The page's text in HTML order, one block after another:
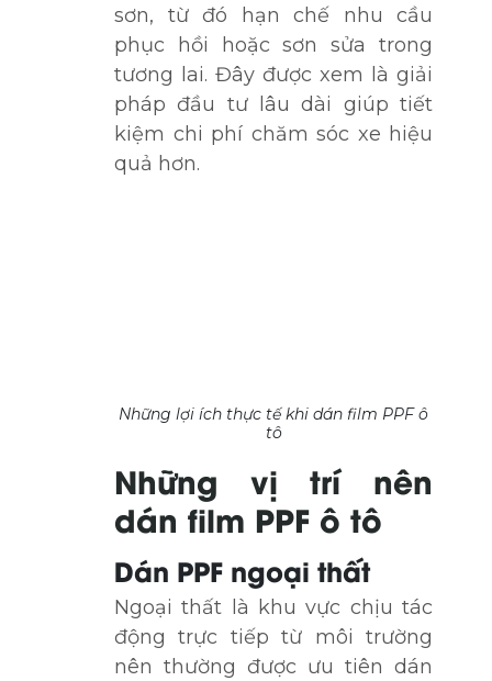
sơn, từ đó hạn chế nhu cầu
phục hồi hoặc sơn sửa trong
tương lai. Đây được xem là giải
pháp đầu tư lâu dài giúp tiết
kiệm chi phí chăm sóc xe hiệu
quả hơn.
Những lợi ích thực tế khi dán film PPF ô
tô
Những vị trí nên
dán film PPF ô tô
Dán PPF ngoại thất
Ngoại thất là khu vực chịu tác
động trực tiếp từ môi trường
nên thường được ưu tiên dán